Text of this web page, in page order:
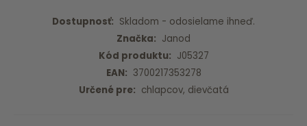
Dostupnosť: Skladom - odosielame ihneď.
Značka: Janod
Kód produktu: J05327
EAN: 3700217353278
Určené pre: chlapcov, dievčatá